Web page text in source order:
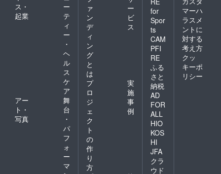
ス・
起業
ー
テ
ィ
ー
・
ヘ
ル
ス
ケ
ア
アー
ト・
写真
舞
台
・
パ
フ
ォ
ー
マ
ァ
ン
デ
ィ
ン
グ
と
は
ー
ビ
ス
プ
ロ
ジ
ェ
ク
ト
の
作
り
方
実
施
事
例
for
Spor
ts
CAM
PFI
RE
ふる
さと
納税
AD
FOR
ALL
HIO
KOS
HI
JFA
クラ
ウド
マーハ
ラスメ
ントに
対する
考え方
クッ
キーポ
リシー